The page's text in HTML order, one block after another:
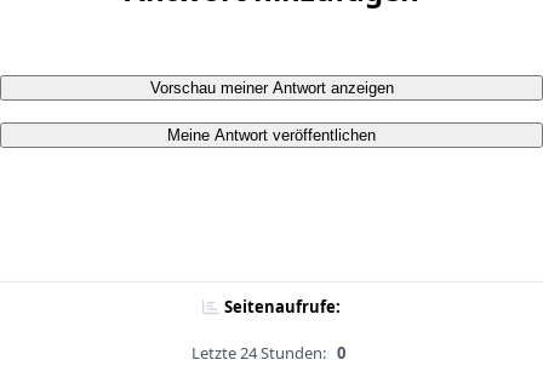
Vorschau meiner Antwort anzeigen
Meine Antwort veröffentlichen
Seitenaufrufe:
Letzte 24 Stunden: 0